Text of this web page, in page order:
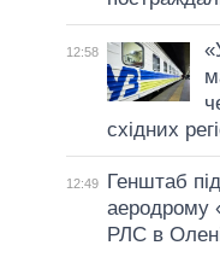
12:58
східних
12:49
Генштаб
аеродрому
РЛС в